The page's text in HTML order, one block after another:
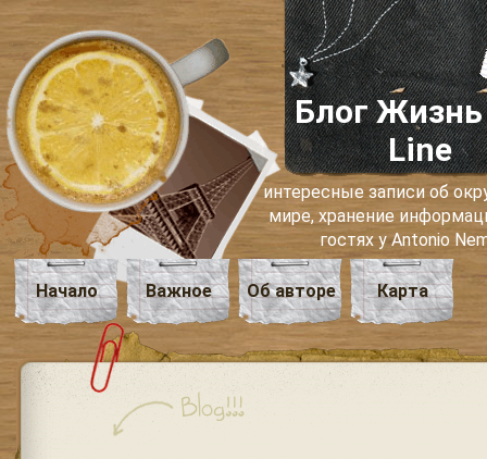
Блог Жизнь
Line
интересные записи об
мире, хранение
гостях у Antonio
Начало Важное Об авторе Карта